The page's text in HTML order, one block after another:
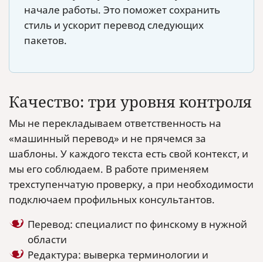
начале работы. Это поможет сохранить
стиль и ускорит перевод следующих
пакетов.
Качество: три уровня контроля
Мы не перекладываем ответственность на
«машинный перевод» и не прячемся за
шаблоны. У каждого текста есть свой контекст, и
мы его соблюдаем. В работе применяем
трехступенчатую проверку, а при необходимости
подключаем профильных консультантов.
Перевод: специалист по финскому в нужной
области
Редактура: выверка терминологии и